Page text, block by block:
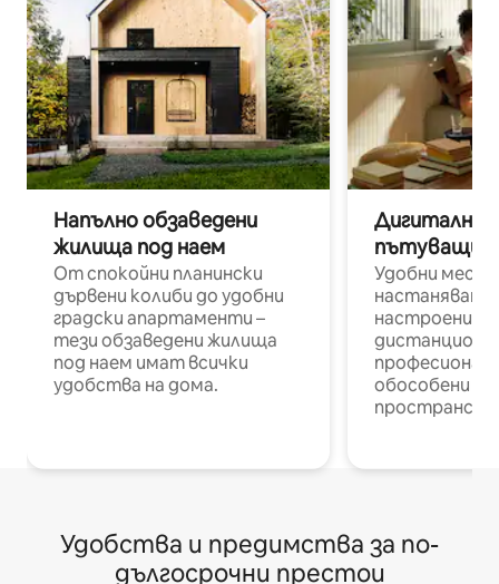
Напълно обзаведени
жилища под наем
От спокойни планински
дървени колиби до удобни
градски апартаменти –
тези обзаведени жилища
под наем имат всички
удобства на дома.
Дигитални
пътуващи
Удобни
настаняване
настроени и
обособени
Удобства и предимства за по-
дългосрочни престои